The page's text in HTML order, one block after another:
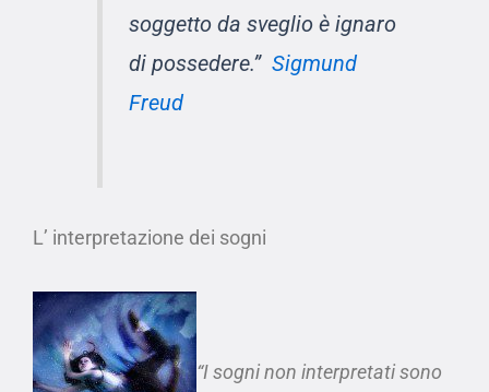
soggetto da sveglio è ignaro
di possedere.”Sigmund
Freud
L’ interpretazione dei sogni
“I sogni non interpretati sono